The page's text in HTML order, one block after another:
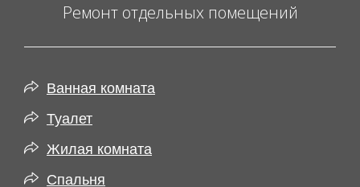
Ремонт отдельных помещений
Ванная комната
Туалет
Жилая комната
Спальня